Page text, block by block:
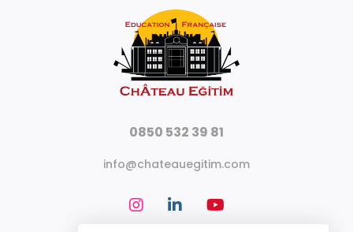
0850 532 39 81
info@chateauegitim.com